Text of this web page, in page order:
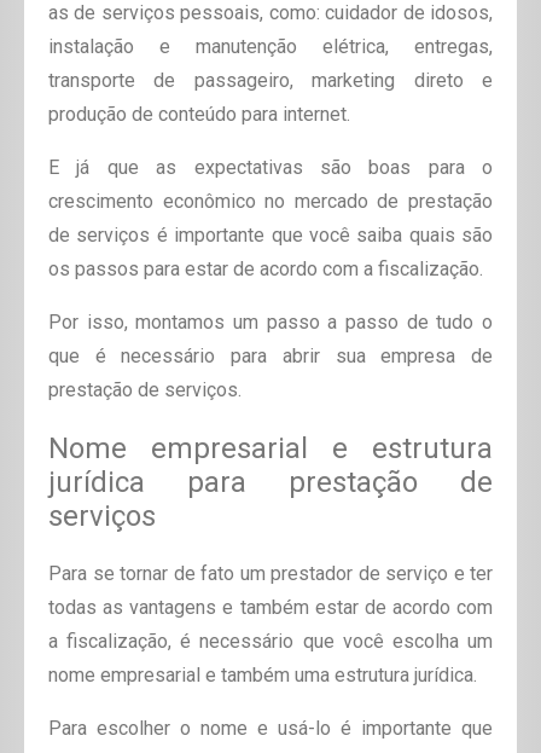
as de serviços pessoais, como: cuidador de idosos,
instalação e manutenção elétrica, entregas,
transporte de passageiro, marketing direto e
produção de conteúdo para internet.
E já que as expectativas são boas para o
crescimento econômico no mercado de prestação
de serviços é importante que você saiba quais são
os passos para estar de acordo com a fiscalização.
Por isso, montamos um passo a passo de tudo o
que é necessário para abrir sua empresa de
prestação de serviços.
Nome empresarial e estrutura
jurídica para prestação de
serviços
Para se tornar de fato um prestador de serviço e ter
todas as vantagens e também estar de acordo com
a fiscalização, é necessário que você escolha um
nome empresarial e também uma estrutura jurídica.
Para escolher o nome e usá-lo é importante que